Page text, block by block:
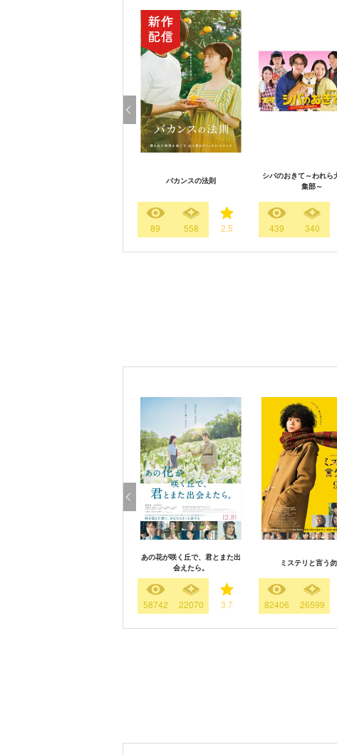
バカンスの法則
89 558 2.5
シバのおきて～われら
集部～
439 340
あの花が咲く丘で、君とまた出
会えたら。
58742 22070 3.7
ミステリと言う
82406 26599